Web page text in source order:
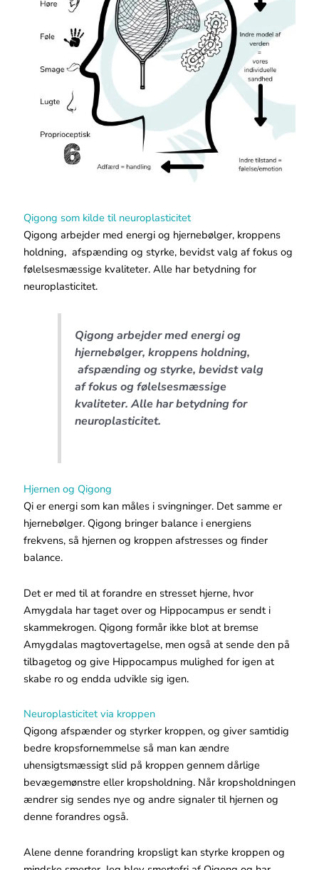
Qigong som kilde til neuroplasticitet
Qigong arbejder med energi og hjernebølger, kroppens
holdning, afspænding og styrke, bevidst valg af fokus og
følelsesmæssige kvaliteter. Alle har betydning for
neuroplasticitet.
Qigong arbejder med energi og
hjernebølger, kroppens holdning,
afspænding og styrke, bevidst valg
af fokus og følelsesmæssige
kvaliteter. Alle har betydning for
neuroplasticitet.
Hjernen og Qigong
Qi er energi som kan måles i svingninger. Det samme er
hjernebølger. Qigong bringer balance i energiens
frekvens, så hjernen og kroppen afstresses og finder
balance.
Det er med til at forandre en stresset hjerne, hvor
Amygdala har taget over og Hippocampus er sendt i
skammekrogen. Qigong formår ikke blot at bremse
Amygdalas magtovertagelse, men også at sende den på
tilbagetog og give Hippocampus mulighed for igen at
skabe ro og endda udvikle sig igen.
Neuroplasticitet via kroppen
Qigong afspænder og styrker kroppen, og giver samtidig
bedre kropsfornemmelse så man kan ændre
uhensigtsmæssigt slid på kroppen gennem dårlige
bevægemønstre eller kropsholdning. Når kropsholdningen
ændrer sig sendes nye og andre signaler til hjernen og
denne forandres også.
Alene denne forandring kropsligt kan styrke kroppen og